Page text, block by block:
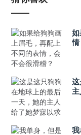
如
情
这
我